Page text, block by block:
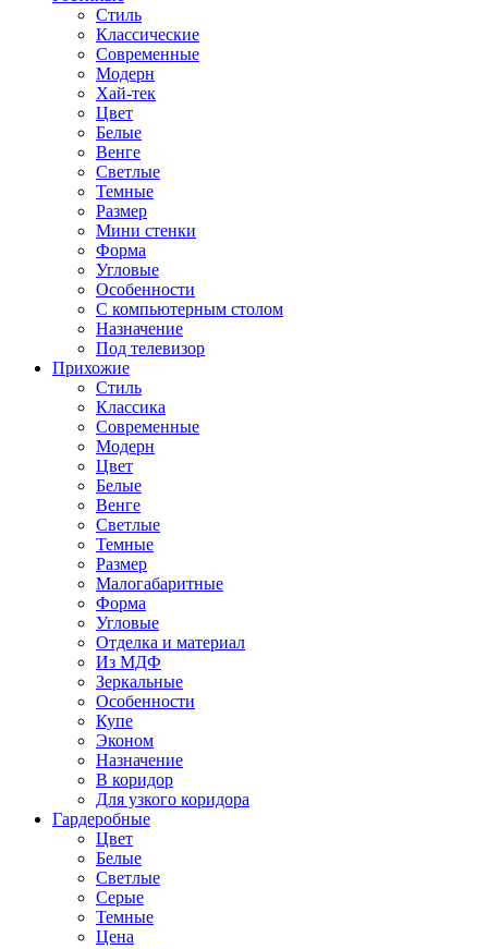
Стиль
Классические
Современные
Модерн
Хай-тек
Цвет
Белые
Венге
Светлые
Темные
Размер
Мини стенки
Форма
Угловые
Особенности
С компьютерным столом
Назначение
Под телевизор
Прихожие
Стиль
Классика
Современные
Модерн
Цвет
Белые
Венге
Светлые
Темные
Размер
Малогабаритные
Форма
Угловые
Отделка и материал
Из МДФ
Зеркальные
Особенности
Купе
Эконом
Назначение
В коридор
Для узкого коридора
Гардеробные
Цвет
Белые
Светлые
Серые
Темные
Цена